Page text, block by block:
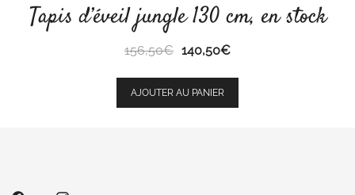
Tapis d’éveil jungle 130 cm, en stock
156,50€ Le
initial
était :
140,50€Le
est :
AJOUTER AU PANIER